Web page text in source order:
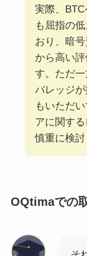
実際、
も屈指の
おり、暗
から高い
す。ただ
バレッジ
もいただ
アに関す
慎重に検討
OQtimaでの